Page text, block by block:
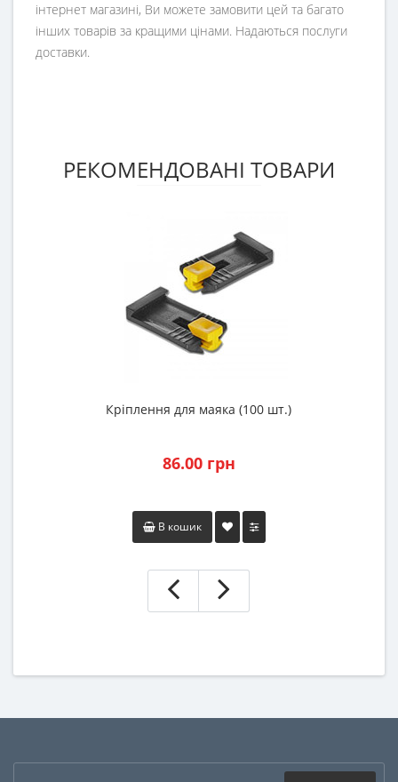
інтернет магазині, Ви можете замовити цей та багато
інших товарів за кращими цінами. Надаються послуги
доставки.
РЕКОМЕНДОВАНІ ТОВАРИ
Кріплення для маяка (100 шт.)
86.00 грн
В кошик